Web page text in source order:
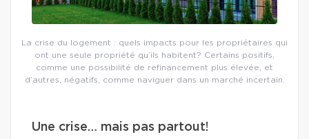
La crise du logement : quels impacts pour les propriétaires qui
ont une seule propriété qu’ils habitent? Certains positifs,
comme une possibilité de refinancement plus élevée, et
d’autres, négatifs, comme naviguer dans un marché incertain.
Une crise… mais pas partout!